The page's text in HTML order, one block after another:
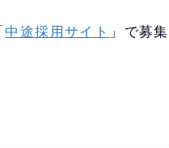
中途採用サイト 」で募